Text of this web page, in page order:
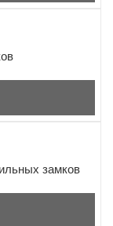
замков